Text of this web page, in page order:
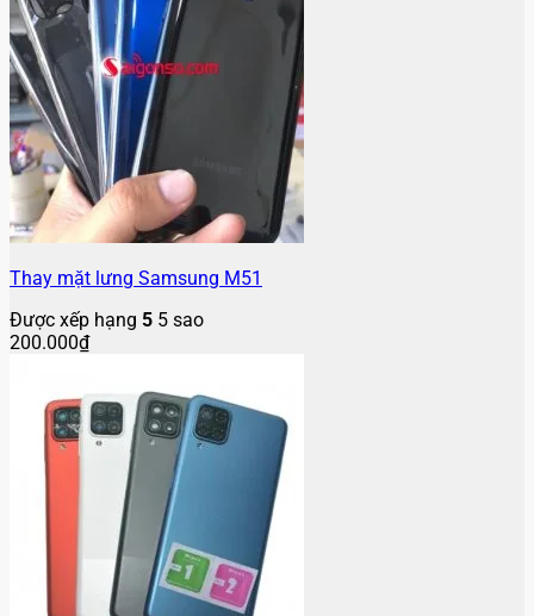
Thay mặt lưng Samsung M51
Được xếp hạng 5 5 sao
200.000₫